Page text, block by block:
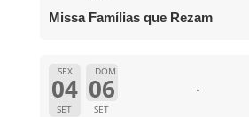
Missa Famílias que Rezam
SEX
04
SET
DOM
06
SET